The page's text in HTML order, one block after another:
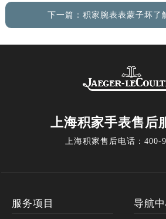
下一篇：积家腕表表蒙子坏了
上海积家手表售后
上海积家售后电话： 400-
服务项目 导航